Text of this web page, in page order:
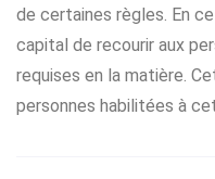
de certaines règles. En
capital de recourir aux
requises en la matière.
personnes habilitées à